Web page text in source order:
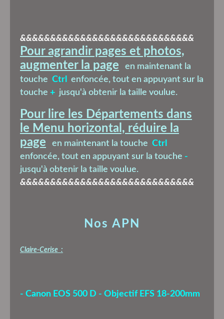
Nos APN
Claire-Cerise :
- Canon EOS 500 D - Objectif EFS 18-200mm
&&&&&&&&&&&&&&&&&&&&&&&&&&&&&
Pour agrandir pages et photos,
augmenter la page
en maintenant la
touche Ctrl
enfoncée, tout en appuyant sur la
touche + jusqu'à obtenir la taille voulue.
Pour lire les Départements dans
le Menu horizontal, réduire la
page
en maintenant la touche Ctrl
enfoncée, tout en appuyant sur la touche -
jusqu'à obtenir la taille voulue.
&&&&&&&&&&&&&&&&&&&&&&&&&&&&&